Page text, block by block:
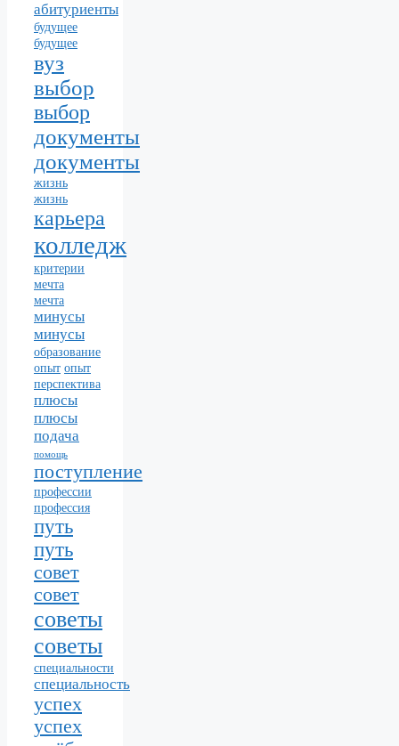
абитуриенты
будущее
будущее
вуз
выбор
выбор
документы
документы
жизнь
жизнь
карьера
колледж
критерии
мечта
мечта
минусы
минусы
образование
опыт опыт
перспектива
плюсы
плюсы
подача
помощь
поступление
профессии
профессия
путь
путь
совет
совет
советы
советы
специальности
специальность
успех
успех